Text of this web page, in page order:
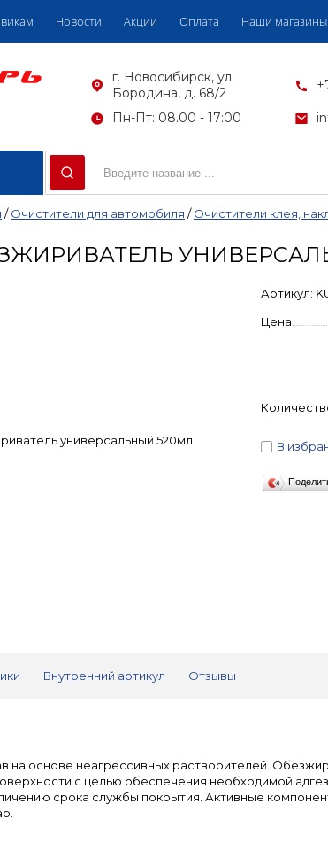
Новости Акции Оплата Наши магазины
г. Новосибирск, ул.
Бородина, д. 68/2
Пн-Пт: 08.00 - 17:00
/Очистители для автомобиля /Очистители клея,
Артикул:
Цена
В
Внутренний артикул Отзывы
на основе неагрессивных растворителей.
с целью обеспечения необходимой
срока службы покрытия. Активные